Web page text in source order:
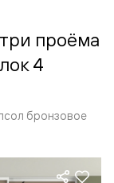
проёма
4
бронзовое